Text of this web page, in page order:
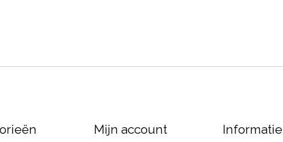
Mijn account Informatie